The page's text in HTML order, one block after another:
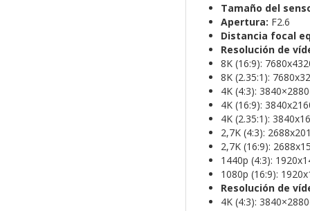
Tamaño del
Apertura: F2.6
Distancia focal
Resolución de
8K (16:9):
8K (2.35:1):
4K (4:3):
4K (16:9):
4K (2.35:1):
2,7K (4:3):
2,7K (16:9):
1440p (4:3):
1080p (16:9):
Resolución de
4K (4:3):